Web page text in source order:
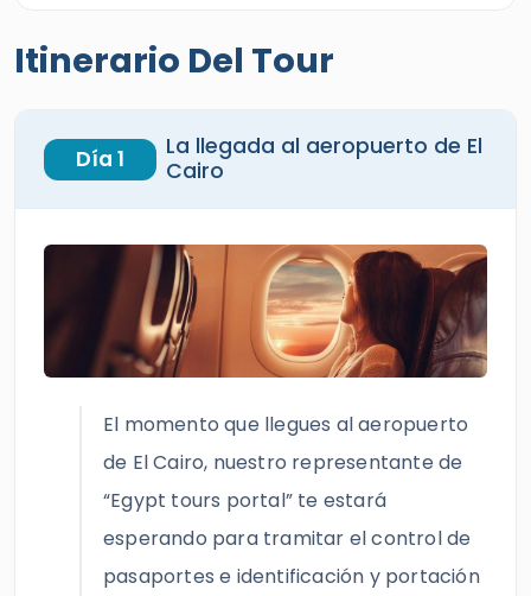
Itinerario Del Tour
Día 1
La llegada al aeropuerto de El
Cairo
El momento que llegues al aeropuerto
de El Cairo, nuestro representante de
“Egypt tours portal” te estará
esperando para tramitar el control de
pasaportes e identificación y portación